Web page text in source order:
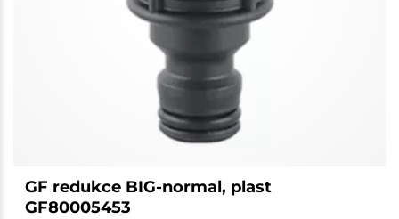
GF redukce BIG-normal, plast
GF80005453